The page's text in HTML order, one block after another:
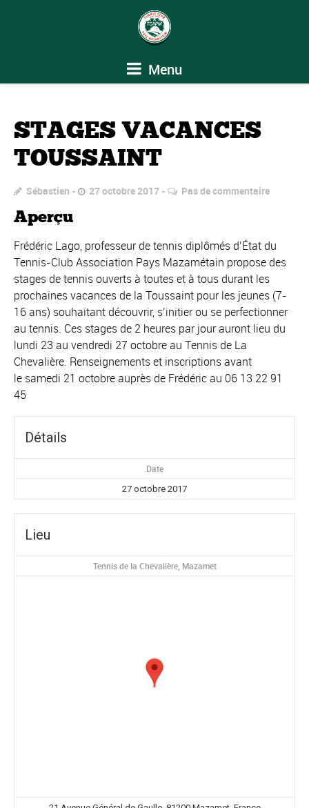
Menu
STAGES VACANCES
TOUSSAINT
Sébastien 27 octobre 2017 Pas de commentaire
Aperçu
Frédéric Lago, professeur de tennis diplômés d’État du
Tennis-Club Association Pays Mazamétain propose des
stages de tennis ouverts à toutes et à tous durant les
prochaines vacances de la Toussaint pour les jeunes (7-
16 ans) souhaitant découvrir, s’initier ou se perfectionner
au tennis. Ces stages de 2 heures par jour auront lieu du
lundi 23 au vendredi 27 octobre au Tennis de La
Chevalière. Renseignements et inscriptions avant
le samedi 21 octobre auprès de Frédéric au 06 13 22 91
45
Détails
Date
27 octobre 2017
Lieu
Tennis de la Chevalière, Mazamet